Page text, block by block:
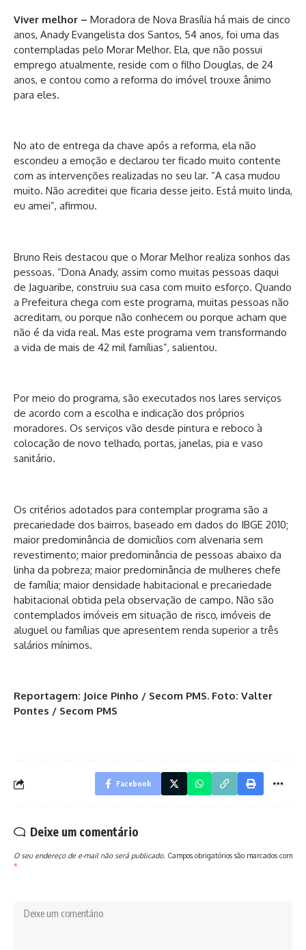
Viver melhor – Moradora de Nova Brasília há mais de cinco
anos, Anady Evangelista dos Santos, 54 anos, foi uma das
contempladas pelo Morar Melhor. Ela, que não possui
emprego atualmente, reside com o filho Douglas, de 24
anos, e contou como a reforma do imóvel trouxe ânimo
para eles.
No ato de entrega da chave após a reforma, ela não
escondeu a emoção e declarou ter ficado muito contente
com as intervenções realizadas no seu lar. “A casa mudou
muito. Não acreditei que ficaria desse jeito. Está muito linda,
eu amei”, afirmou.
Bruno Reis destacou que o Morar Melhor realiza sonhos das
pessoas. “Dona Anady, assim como muitas pessoas daqui
de Jaguaribe, construiu sua casa com muito esforço. Quando
a Prefeitura chega com este programa, muitas pessoas não
acreditam, ou porque não conhecem ou porque acham que
não é da vida real. Mas este programa vem transformando
a vida de mais de 42 mil famílias”, salientou.
Por meio do programa, são executados nos lares serviços
de acordo com a escolha e indicação dos próprios
moradores. Os serviços vão desde pintura e reboco à
colocação de novo telhado, portas, janelas, pia e vaso
sanitário.
Os critérios adotados para contemplar programa são a
precariedade dos bairros, baseado em dados do IBGE 2010;
maior predominância de domicílios com alvenaria sem
revestimento; maior predominância de pessoas abaixo da
linha da pobreza; maior predominância de mulheres chefe
de família; maior densidade habitacional e precariedade
habitacional obtida pela observação de campo. Não são
contemplados imóveis em situação de risco, imóveis de
aluguel ou famílias que apresentem renda superior a três
salários mínimos.
Reportagem: Joice Pinho / Secom PMS. Foto: Valter
Pontes / Secom PMS
Facebook
Deixe um comentário
O seu endereço de e-mail não será publicado. Campos obrigatórios são marcados com
*